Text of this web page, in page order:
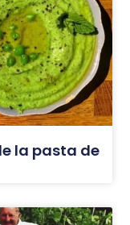
la pasta de